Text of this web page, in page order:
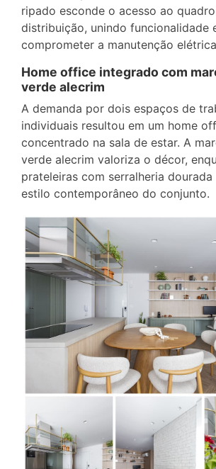
ripado esconde o acesso ao
distribuição, unindo funcionalidade
comprometer a manutenção
Home office integrado com
verde alecrim
A demanda por dois espaços de
individuais resultou em um home
concentrado na sala de estar. A
verde alecrim valoriza o décor,
prateleiras com serralheria
estilo contemporâneo do conjunto.